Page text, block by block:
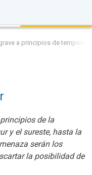
a principios de
de la
y el sureste, hasta la
serán los
la posibilidad de